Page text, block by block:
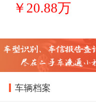
￥20.88万
车辆档案